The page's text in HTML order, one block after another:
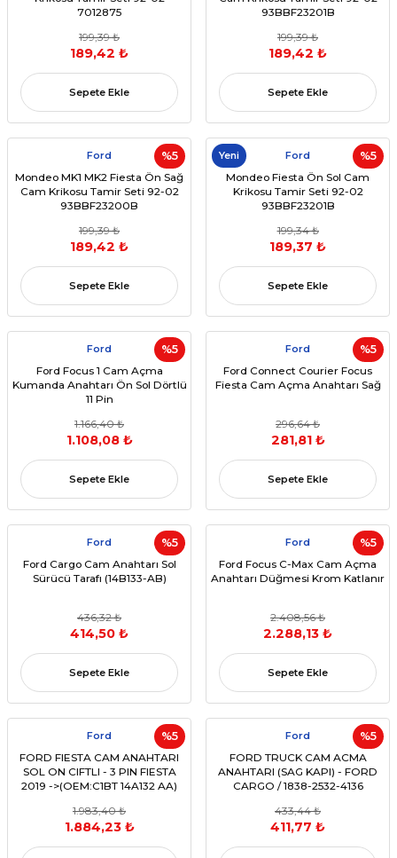
7012875
199,39 ₺
189,42 ₺
Sepete Ekle
93BBF23201B
199,39 ₺
189,42 ₺
Sepete Ekle
%5
Ford
Mondeo MK1 MK2 Fiesta Ön Sağ
Cam Krikosu Tamir Seti 92-02
93BBF23200B
199,39 ₺
189,42 ₺
Sepete Ekle
%5
Yeni Ford
Mondeo Fiesta Ön Sol Cam
Krikosu Tamir Seti 92-02
93BBF23201B
199,34 ₺
189,37 ₺
Sepete Ekle
%5
Ford
Ford Focus 1 Cam Açma
Kumanda Anahtarı Ön Sol Dörtlü
11 Pin
1.166,40 ₺
1.108,08 ₺
Sepete Ekle
%5
Ford
Ford Connect Courier Focus
Fiesta Cam Açma Anahtarı Sağ
296,64 ₺
281,81 ₺
Sepete Ekle
%5
Ford
Ford Cargo Cam Anahtarı Sol
Sürücü Tarafı (14B133-AB)
436,32 ₺
414,50 ₺
Sepete Ekle
%5
Ford
Ford Focus C-Max Cam Açma
Anahtarı Düğmesi Krom Katlanır
2.408,56 ₺
2.288,13 ₺
Sepete Ekle
%5
Ford
FORD FIESTA CAM ANAHTARI
SOL ON CIFTLI - 3 PIN FIESTA
2019 ->(OEM:C1BT 14A132 AA)
1.983,40 ₺
1.884,23 ₺
%5
Ford
FORD TRUCK CAM ACMA
ANAHTARI (SAG KAPI) - FORD
CARGO / 1838-2532-4136
14B132 AA)
433,44 ₺
411,77 ₺